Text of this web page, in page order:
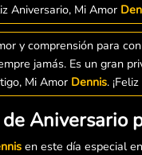
Aniversario, Mi Amor
y comprensión para
jamás. Es un gran
Mi Amor Dennis.
Aniversario
en este día especial